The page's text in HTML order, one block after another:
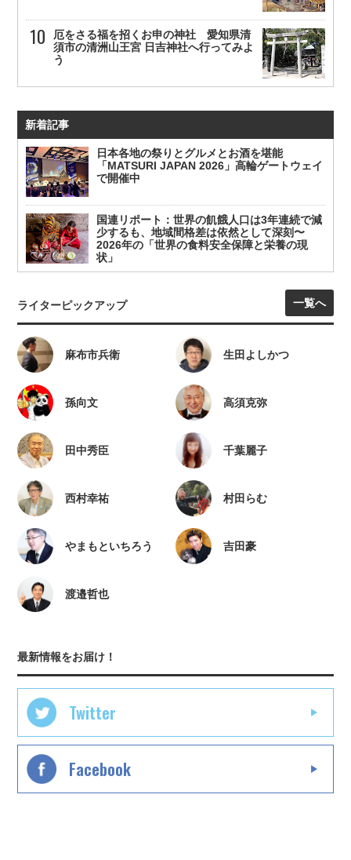
厄をさる福を招くお申の神社 愛知県清
須市の清洲山王宮 日吉神社へ行ってみよ
う
新着記事
日本各地の祭りとグルメとお酒を堪能
「MATSURI JAPAN 2026」高輪ゲートウェイ
で開催中
国連リポート：世界の飢餓人口は3年連続で減
少するも、地域間格差は依然として深刻〜
2026年の「世界の食料安全保障と栄養の現
状」
ライターピックアップ 一覧へ
麻布市兵衛 生田よしかつ
孫向文 高須克弥
田中秀臣 千葉麗子
西村幸祐 村田らむ
やまもといちろう 吉田豪
渡邉哲也
最新情報をお届け！
Twitter
Facebook